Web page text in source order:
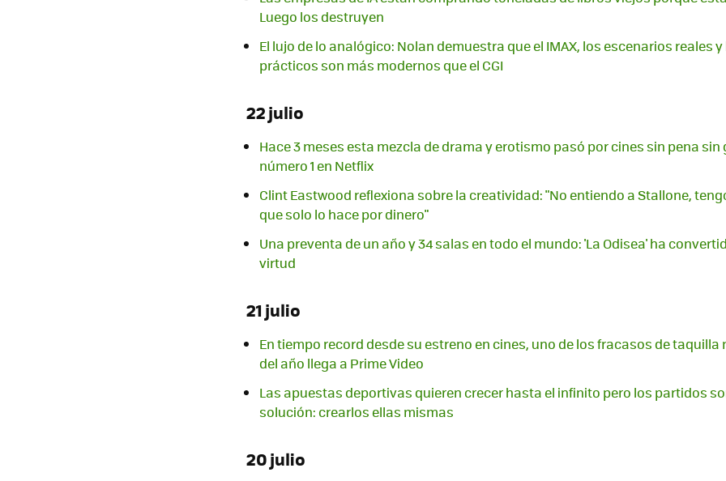
Luego los destruyen
El lujo de lo analógico: Nolan demuestra que el IMAX, los escenarios reales
prácticos son más modernos que el CGI
22 julio
Hace 3 meses esta mezcla de drama y erotismo pasó por cines sin pena sin
número 1 en Netflix
Clint Eastwood reflexiona sobre la creatividad: "No entiendo a Stallone,
que solo lo hace por dinero"
Una preventa de un año y 34 salas en todo el mundo: 'La Odisea' ha
virtud
21 julio
En tiempo record desde su estreno en cines, uno de los fracasos de
del año llega a Prime Video
Las apuestas deportivas quieren crecer hasta el infinito pero los partidos
solución: crearlos ellas mismas
20 julio